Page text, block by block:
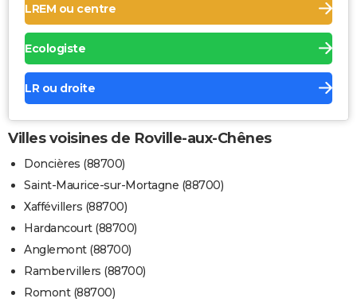
LREM ou centre
Ecologiste
LR ou droite
Villes voisines de Roville-aux-Chênes
Doncières (88700)
Saint-Maurice-sur-Mortagne (88700)
Xaffévillers (88700)
Hardancourt (88700)
Anglemont (88700)
Rambervillers (88700)
Romont (88700)